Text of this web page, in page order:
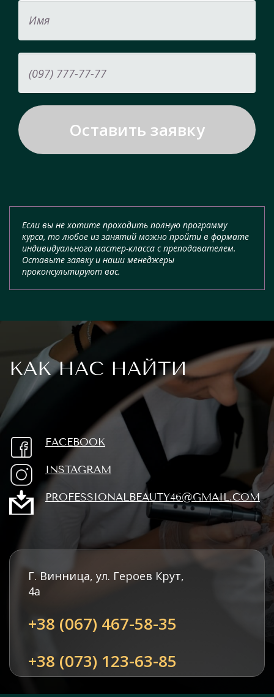
Если вы не хотите проходить полную программу
курса, то любое из занятий можно пройти в формате
индивидуального мастер-класса с преподавателем.
Оставьте заявку и наши менеджеры
проконсультируют вас.
КАК НАС НАЙТИ
Г. Винница, ул. Героев Крут,
4а
+38 (067) 467-58-35
+38 (073) 123-63-85
FACEBOOK
INSTAGRAM
PROFESSIONALBEAUTY46@GMAIL.COM